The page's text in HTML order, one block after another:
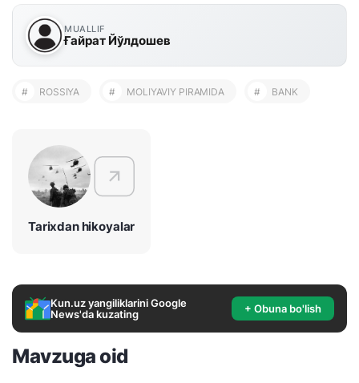
MUALLIF
Ғайрат Йўлдошев
# ROSSIYA # MOLIYAVIY PIRAMIDA # BANK
Tarixdan hikoyalar
Kun.uz yangiliklarini Google
News'da kuzating
+ Obuna bo'lish
Mavzuga oid